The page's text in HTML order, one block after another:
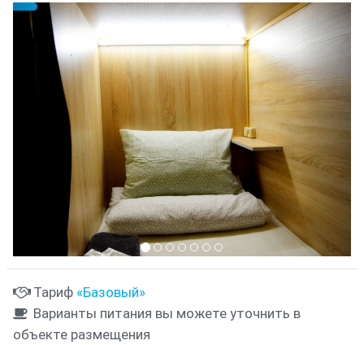
{clt_left} 9 Количество
Предыдущий
Тариф «Базовый»
Варианты питания вы можете уточнить в
объекте размещения